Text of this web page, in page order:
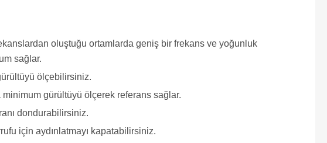
oluştuğu ortamlarda geniş bir frekans ve yoğunluk
sağlar.
ölçebilirsiniz.
gürültüyü ölçerek referans sağlar.
dondurabilirsiniz.
için aydınlatmayı kapatabilirsiniz.